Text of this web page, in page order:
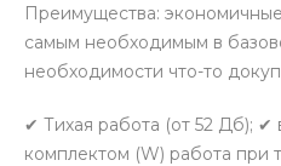
Преимущества:
самым необходимым в
необходимости что-то
✔ Тихая работа (от 52 Дб); ✔
комплектом (W) работа при